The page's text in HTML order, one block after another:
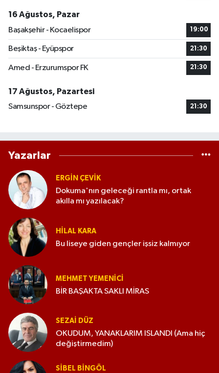
16 Ağustos, Pazar
Başakşehir - Kocaelispor
19:00
Beşiktaş - Eyüpspor 21:30
Amed - Erzurumspor FK 21:30
17 Ağustos, Pazartesi
Samsunspor - Göztepe
21:30
Yazarlar
ERGIN ÇEVİK
Dokuma'nın geleceği rantla mı, ortak
akılla mı yazılacak?
HILAL KARA
Bu liseye giden gençler işsiz kalmıyor
MEHMET YEMENICI
BİR BAŞAKTA SAKLI MİRAS
SEZAI DÜZ
OKUDUM, YANAKLARIM ISLANDI (Ama hiç
değiştirmedim)
SIBEL BINGÖL